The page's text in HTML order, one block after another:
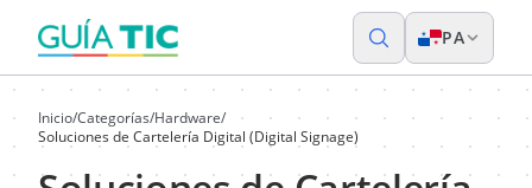
PA
Inicio/Categorías/Hardware/
Soluciones de Cartelería Digital (Digital Signage)